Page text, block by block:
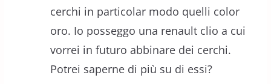
cerchi in particolar modo quelli color
oro. Io posseggo una renault clio a cui
vorrei in futuro abbinare dei cerchi.
Potrei saperne di più su di essi?